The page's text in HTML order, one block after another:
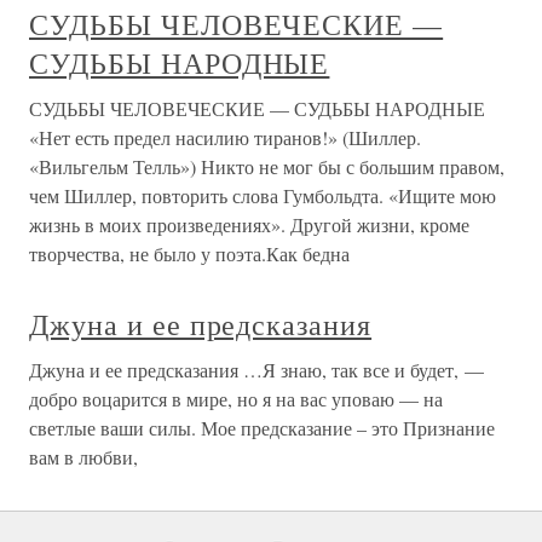
СУДЬБЫ ЧЕЛОВЕЧЕСКИЕ —
СУДЬБЫ НАРОДНЫЕ
СУДЬБЫ ЧЕЛОВЕЧЕСКИЕ — СУДЬБЫ НАРОДНЫЕ
«Нет есть предел насилию тиранов!» (Шиллер.
«Вильгельм Телль») Никто не мог бы с большим правом,
чем Шиллер, повторить слова Гумбольдта. «Ищите мою
жизнь в моих произведениях». Другой жизни, кроме
творчества, не было у поэта.Как бедна
Джуна и ее предсказания
Джуна и ее предсказания …Я знаю, так все и будет, —
добро воцарится в мире, но я на вас уповаю — на
светлые ваши силы. Мое предсказание – это Признание
вам в любви,